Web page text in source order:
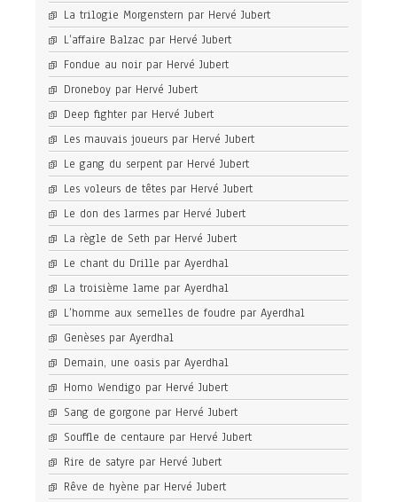
La trilogie Morgenstern par Hervé Jubert
L’affaire Balzac par Hervé Jubert
Fondue au noir par Hervé Jubert
Droneboy par Hervé Jubert
Deep fighter par Hervé Jubert
Les mauvais joueurs par Hervé Jubert
Le gang du serpent par Hervé Jubert
Les voleurs de têtes par Hervé Jubert
Le don des larmes par Hervé Jubert
La règle de Seth par Hervé Jubert
Le chant du Drille par Ayerdhal
La troisième lame par Ayerdhal
L’homme aux semelles de foudre par Ayerdhal
Genèses par Ayerdhal
Demain, une oasis par Ayerdhal
Homo Wendigo par Hervé Jubert
Sang de gorgone par Hervé Jubert
Souffle de centaure par Hervé Jubert
Rire de satyre par Hervé Jubert
Rêve de hyène par Hervé Jubert